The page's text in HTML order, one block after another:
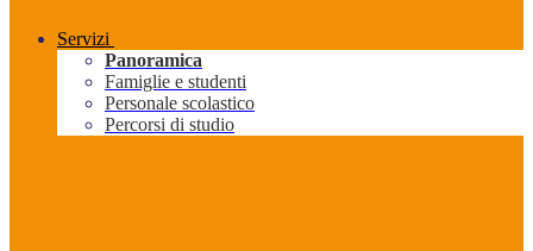
Servizi
Panoramica
Famiglie e studenti
Personale scolastico
Percorsi di studio